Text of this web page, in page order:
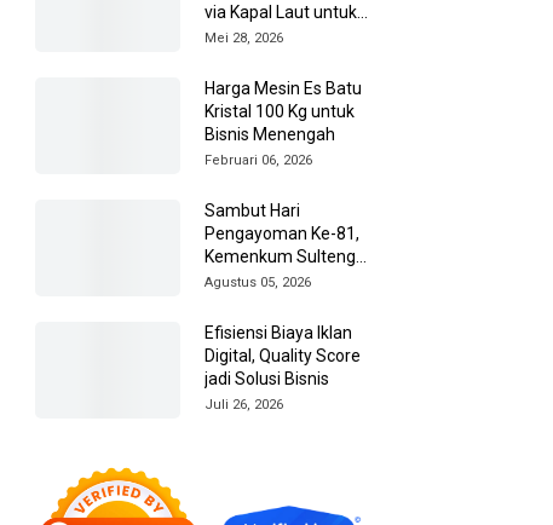
via Kapal Laut untuk
Pengiriman Barang
Mei 28, 2026
Harga Mesin Es Batu
Kristal 100 Kg untuk
Bisnis Menengah
Februari 06, 2026
Sambut Hari
Pengayoman Ke-81,
Kemenkum Sulteng
Ziarah ke TMP Tatura
Agustus 05, 2026
Efisiensi Biaya Iklan
Digital, Quality Score
jadi Solusi Bisnis
Juli 26, 2026